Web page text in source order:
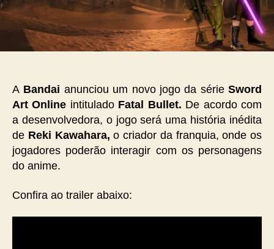
A Bandai anunciou um novo jogo da série Sword
Art Online intitulado Fatal Bullet. De acordo com
a desenvolvedora, o jogo será uma história inédita
de Reki Kawahara,o criador da franquia, onde os
jogadores poderão interagir com os personagens
do anime.
Confira ao trailer abaixo: